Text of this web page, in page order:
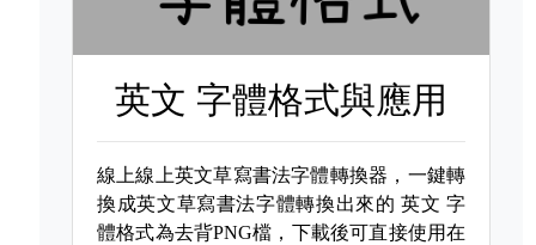
英文 字體格式與應用
線上線上英文草寫書法字體轉換器，一鍵轉
換成英文草寫書法字體轉換出來的英文 字
體格式為去背PNG檔，下載後可直接使用在